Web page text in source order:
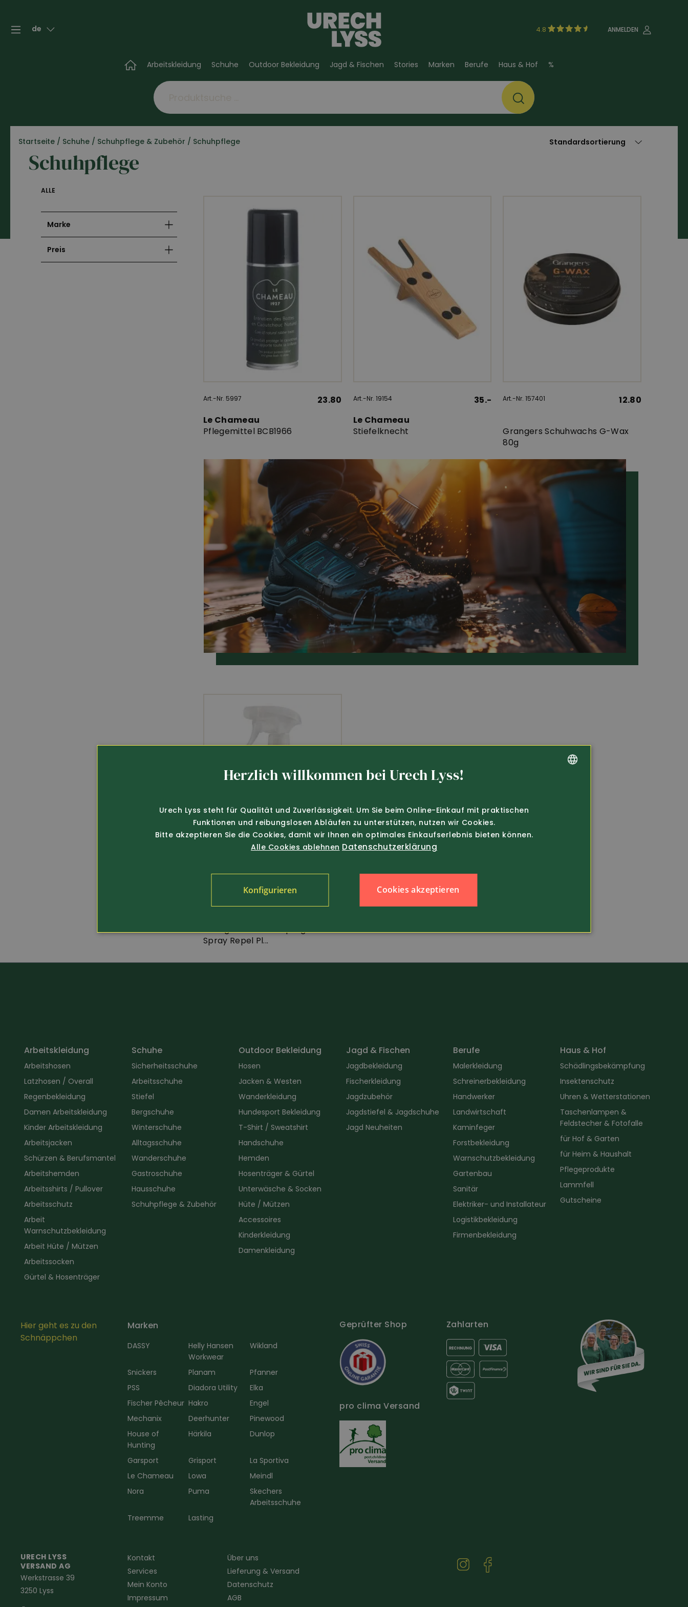
de 4.8 ANMELDEN
Arbeitskleidung Schuhe Outdoor Bekleidung Jagd & Fischen Stories Marken Berufe Haus & Hof %
Startseite / Schuhe / Schuhpflege & Zubehör / Schuhpflege
Schuhpflege
ALLE
Marke
Preis
Art.-Nr. 5997
23.80
Le Chameau
Pflegemittel BCB1966
Art.-Nr. 19154
35.-
Le Chameau
Stiefelknecht
Art.-Nr. 157401 12.80
Grangers Schuhwachs G-Wax
80g
Grangers Schuh-Imprägnier-
Spray Repel Pl...
Arbeitskleidung
Arbeitshosen
Latzhosen / Overall
Regenbekleidung
Damen Arbeitskleidung
Kinder Arbeitskleidung
Arbeitsjacken
Schürzen & Berufsmantel
Arbeitshemden
Arbeitsshirts / Pullover
Arbeitsschutz
Arbeit
Warnschutzbekleidung
Arbeit Hüte / Mützen
Arbeitssocken
Gürtel & Hosenträger
Schuhe
Sicherheitsschuhe
Arbeitsschuhe
Stiefel
Bergschuhe
Winterschuhe
Alltagsschuhe
Wanderschuhe
Gastroschuhe
Hausschuhe
Schuhpflege & Zubehör
Outdoor Bekleidung
Hosen
Jacken & Westen
Wanderkleidung
Hundesport Bekleidung
T-Shirt / Sweatshirt
Handschuhe
Hemden
Hosenträger & Gürtel
Unterwäsche & Socken
Hüte / Mützen
Accessoires
Kinderkleidung
Damenkleidung
Jagd & Fischen
Jagdbekleidung
Fischerkleidung
Jagdzubehör
Jagdstiefel & Jagdschuhe
Jagd Neuheiten
Berufe
Malerkleidung
Schreinerbekleidung
Handwerker
Landwirtschaft
Kaminfeger
Forstbekleidung
Warnschutzbekleidung
Gartenbau
Sanitär
Elektriker- und Installateur
Logistikbekleidung
Firmenbekleidung
Haus & Hof
Schädlingsbekämpfung
Insektenschutz
Uhren & Wetterstationen
Taschenlampen &
Feldstecher & Fotofalle
für Hof & Garten
für Heim & Haushalt
Pflegeprodukte
Lammfell
Gutscheine
Hier geht es zu den
Schnäppchen
Marken
DASSY
Helly Hansen
Workwear
Wikland
Snickers Planam
Pfanner
PSS
Diadora Utility
Elka
Fischer Pêcheur Hakro
Engel
Mechanix
Deerhunter
Pinewood
House of
Hunting
Härkila Dunlop
Garsport Grisport
La Sportiva
Le Chameau
Lowa
Meindl
Nora
Puma
Skechers
Arbeitsschuhe
Treemme
Lasting
Geprüfter Shop
pro clima Versand
Zahlarten
URECH LYSS
VERSAND AG
Werkstrasse 39
3250 Lyss
Kontakt
Über uns
Services
Lieferung & Versand
Mein Konto
Datenschutz
Impressum
AGB
Herzlich willkommen bei Urech Lyss!
Urech Lyss steht für Qualität und Zuverlässigkeit. Um Sie beim Online-Einkauf mit praktischen
Funktionen und reibungslosen Abläufen zu unterstützen, nutzen wir Cookies.
Bitte akzeptieren Sie die Cookies, damit wir Ihnen ein optimales Einkaufserlebnis bieten können.
Alle Cookies ablehnen Datenschutzerklärung
Cookies akzeptieren
Konfigurieren